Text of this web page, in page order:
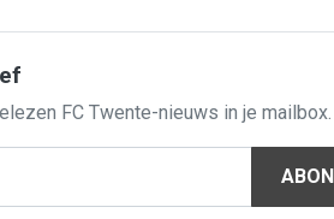
FC Twente-nieuws in je mailbox.